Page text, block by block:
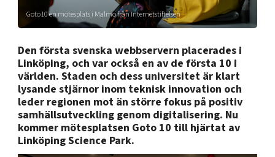
Shaping cities and regions
Bright East
East Sweden Tech Women
Reversed mentorship
Current offers and activities
Upscaling
Talent & skills
Startup & industry collaboration
Offers to boost your business
Funding opportunities
Our community of companies
Projects
Publications
Project toolbox
Our clusters
Today's lunch in Mjärdevi
Goto10 en mötesplats i Malmö från Internetstiftelsen
Den första svenska webbservern placerades i
Linköping, och var också en av de första 10 i
världen. Staden och dess universitet är klart
lysande stjärnor inom teknisk innovation och
leder regionen mot än större fokus på positiv
samhällsutveckling genom digitalisering. Nu
kommer mötesplatsen Goto 10 till hjärtat av
Linköping Science Park.